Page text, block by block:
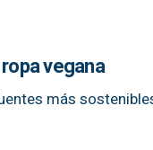
vegana
más